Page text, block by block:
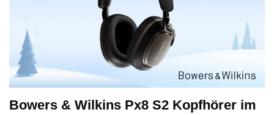
Bowers & Wilkins Px8 S2 Kopfhörer im